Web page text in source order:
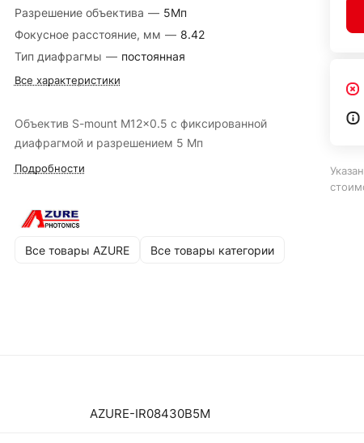
Разрешение объектива — 5Мп
Фокусное расстояние, мм — 8.42
Тип диафрагмы — постоянная
Все характеристики
Объектив S-mount M12x0.5 с фиксированной
диафрагмой и разрешением 5 Мп
Подробности
Все товары AZURE Все товары категории
AZURE-IR08430B5M